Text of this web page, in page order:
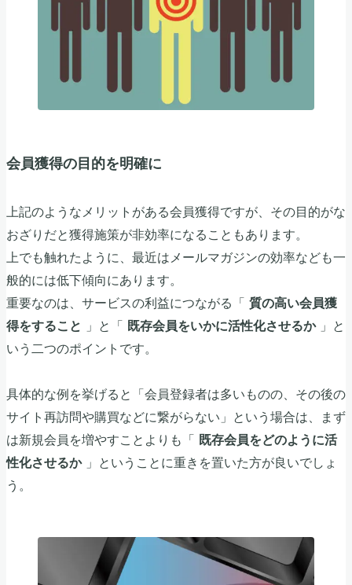
会員獲得の目的を明確に
上記のようなメリットがある会員獲得ですが、その目的がな
おざりだと獲得施策が非効率になることもあります。
上でも触れたように、最近はメールマガジンの効率なども一
般的には低下傾向にあります。
重要なのは、サービスの利益につながる「 質の高い会員獲
得をすること 」と「 既存会員をいかに活性化させるか」と
いう二つのポイントです。
具体的な例を挙げると「会員登録者は多いものの、その後の
サイト再訪問や購買などに繋がらない」という場合は、まず
は新規会員を増やすことよりも「 既存会員をどのように活
性化させるか」ということに重きを置いた方が良いでしょ
う。